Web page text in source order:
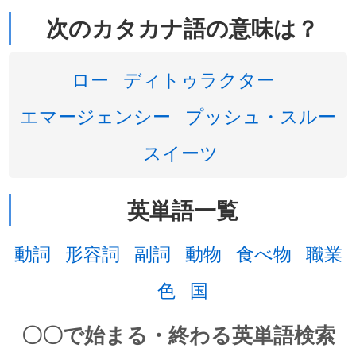
次のカタカナ語の意味は？
ロー
ディトゥラクター
エマージェンシー
プッシュ・スルー
スイーツ
英単語一覧
動詞 形容詞 副詞 動物 食べ物 職業
色 国
〇〇で始まる・終わる英単語検索